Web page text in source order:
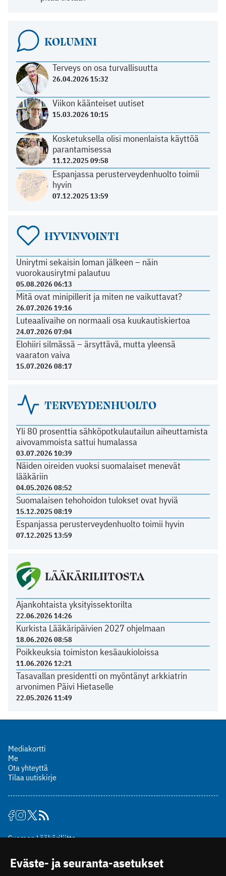
KOLUMNI
Terveys on osa turvallisuutta
26.04.2026 15:32
Viikon käänteiset uutiset
15.03.2026 10:15
Kosketuksella olisi monenlaista käyttöä
parantamisessa
11.12.2025 09:58
Espanjassa perusterveydenhuolto toimii
hyvin
07.12.2025 13:59
HYVINVOINTI
Unirytmi sekaisin loman jälkeen – näin
vuorokausirytmi palautuu
05.08.2026 06:13
Mitä ovat minipillerit ja miten ne vaikuttavat?
26.07.2026 19:16
Luteaalivaihe on normaali osa kuukautiskiertoa
24.07.2026 07:04
Elohiiri silmässä – ärsyttävä, mutta yleensä
vaaraton vaiva
15.07.2026 08:17
TERVEYDENHUOLTO
Yli 80 prosenttia sähköpotkulautailun aiheuttamista
aivovammoista sattui humalassa
03.07.2026 10:39
Näiden oireiden vuoksi suomalaiset menevät
lääkäriin
04.05.2026 08:52
Suomalaisen tehohoidon tulokset ovat hyviä
15.12.2025 08:19
Espanjassa perusterveydenhuolto toimii hyvin
07.12.2025 13:59
LÄÄKÄRILIITOSTA
Ajankohtaista yksityissektorilta
22.06.2026 14:26
Kurkista Lääkäripäivien 2027 ohjelmaan
18.06.2026 08:58
Poikkeuksia toimiston kesäaukioloissa
11.06.2026 12:21
Tasavallan presidentti on myöntänyt arkkiatrin
arvonimen Päivi Hietaselle
22.05.2026 11:49
Mediakortti
Me
Ota yhteyttä
Tilaa uutiskirje
Suomen Lääkäriliitto
00510 Helsinki
puh. (09) 393 091
Eväste- ja seuranta-asetukset